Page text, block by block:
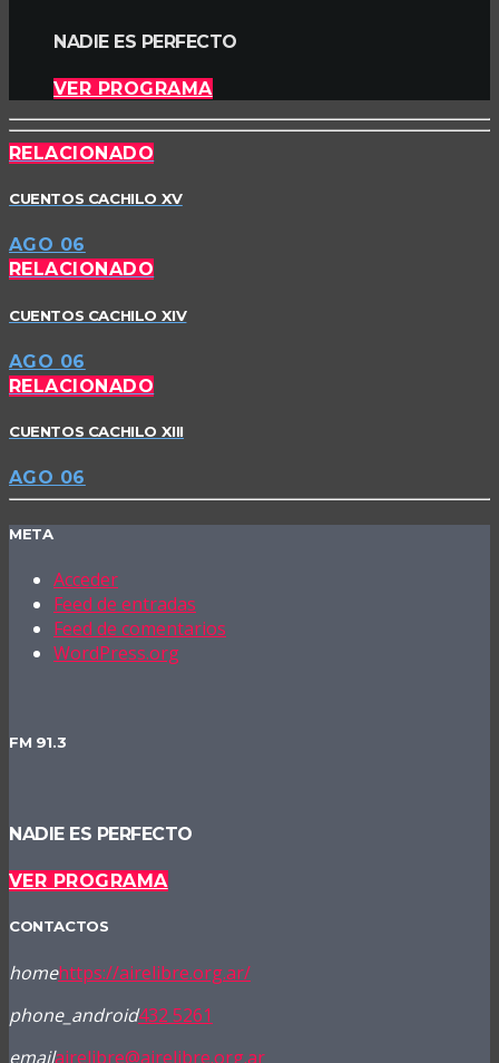
NADIE ES PERFECTO
VER PROGRAMA
RELACIONADO
CUENTOS CACHILO XV
AGO 06
RELACIONADO
CUENTOS CACHILO XIV
AGO 06
RELACIONADO
CUENTOS CACHILO XIII
AGO 06
META
Acceder
Feed de entradas
Feed de comentarios
WordPress.org
FM 91.3
NADIE ES PERFECTO
VER PROGRAMA
CONTACTOS
homehttps://airelibre.org.ar/
phone_android432 5261
emailairelibre@airelibre.org.ar